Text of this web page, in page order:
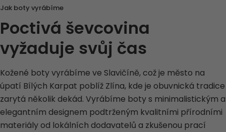
Jak boty vyrábíme
Poctivá ševcovina
vyžaduje svůj čas
Kožené boty vyrábíme ve Slavičíně, což je město na
úpatí Bílých Karpat poblíž Zlína, kde je obuvnická tradice
zarytá několik dekád. Vyrábíme boty s minimalistickým a
elegantním designem podtrženým kvalitními přírodními
materiály od lokálních dodavatelů a zkušenou prací